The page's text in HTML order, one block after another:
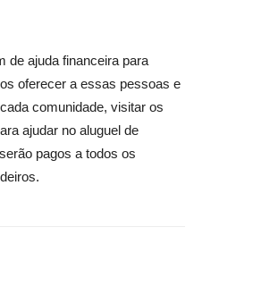
de ajuda financeira para
oferecer a essas pessoas e
comunidade, visitar os
ajudar no aluguel de
pagos a todos os